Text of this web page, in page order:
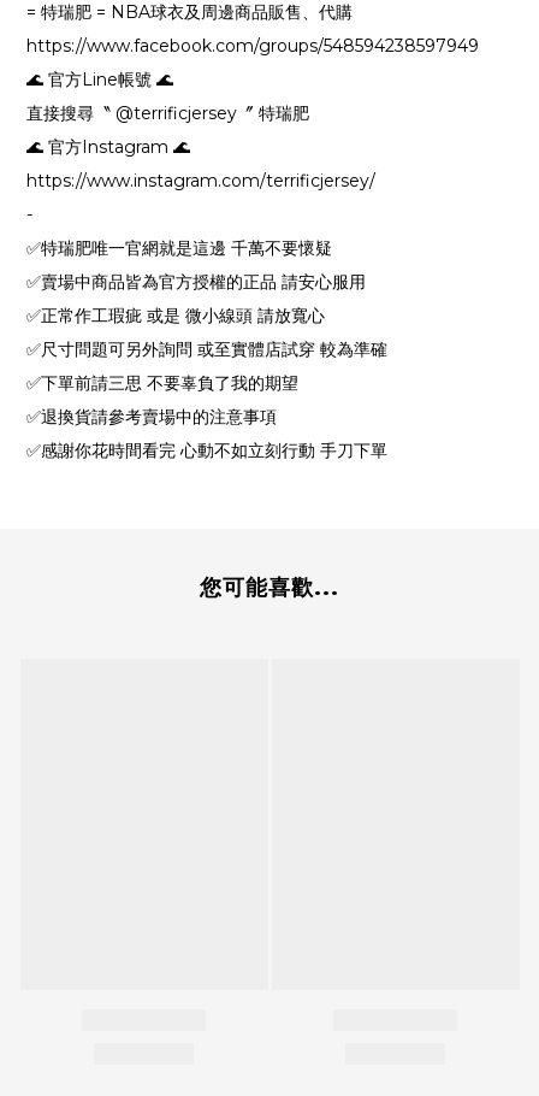
= 特瑞肥 = NBA球衣及周邊商品販售、代購
https://www.facebook.com/groups/548594238597949
🌊 官方Line帳號 🌊
直接搜尋〝 @terrificjersey〞 特瑞肥
🌊 官方Instagram 🌊
https://www.instagram.com/terrificjersey/
-
✅特瑞肥唯一官網就是這邊 千萬不要懷疑
✅賣場中商品皆為官方授權的正品 請安心服用
✅正常作工瑕疵 或是 微小線頭 請放寬心
✅尺寸問題可另外詢問 或至實體店試穿 較為準確
✅下單前請三思 不要辜負了我的期望
✅退換貨請參考賣場中的注意事項
✅感謝你花時間看完 心動不如立刻行動 手刀下單
您可能喜歡...